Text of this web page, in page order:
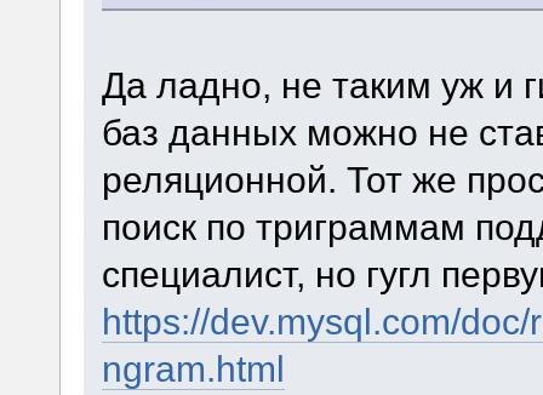
Да ладно, не таким уж и
баз данных можно не
реляционной. Тот же
поиск по триграммам
специалист, но гугл
https://dev.mysql.com/
ngram.html